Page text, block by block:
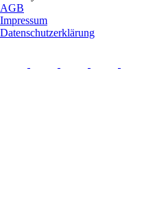
AGB
Impressum
Datenschutzerklärung